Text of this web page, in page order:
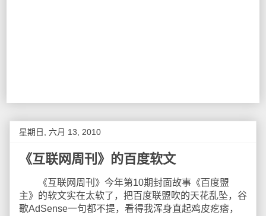
星期日, 六月 13, 2010
《互联网周刊》的百度软文
《互联网周刊》今年第10期封面故事《百度盟
主》的软文实在太软了，把百度联盟吹的天花乱坠，谷
歌AdSense一句都不提，看得我浑身直起鸡皮疙瘩，